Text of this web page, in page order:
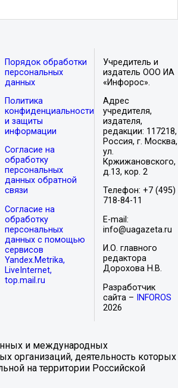
Порядок обработки
персональных
данных
Политика
конфиденциальности
и защиты
информации
Согласие на
обработку
персональных
данных обратной
связи
Согласие на
обработку
персональных
данных с помощью
сервисов
Yandex.Metrika,
LiveInternet,
top.mail.ru
Учредитель и
издатель ООО ИА
«Инфорос».
Адрес
учредителя,
издателя,
редакции: 117218,
Россия, г. Москва,
ул.
Кржижановского,
д.13, кор. 2
Телефон: +7 (495)
718-84-11
E-mail:
info@uagazeta.ru
И.О. главного
редактора
Дорохова Н.В.
Разработчик
сайта –
INFOROS
2026
и международных
организаций, деятельность которых
на территории Российской